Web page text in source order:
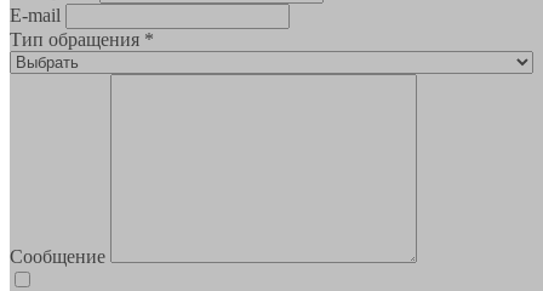
E-mail
Тип обращения *
Сообщение